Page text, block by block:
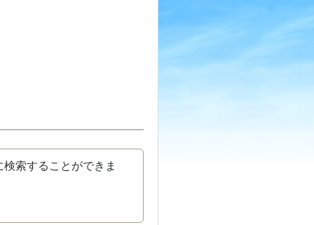
索することができま